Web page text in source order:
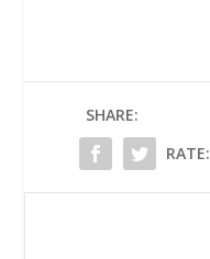
SHARE:
RATE: